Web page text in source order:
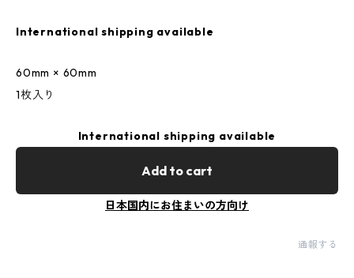
International shipping available
60mm × 60mm
1枚入り
International shipping available
Add to cart
日本国内にお住まいの方向け
通報する